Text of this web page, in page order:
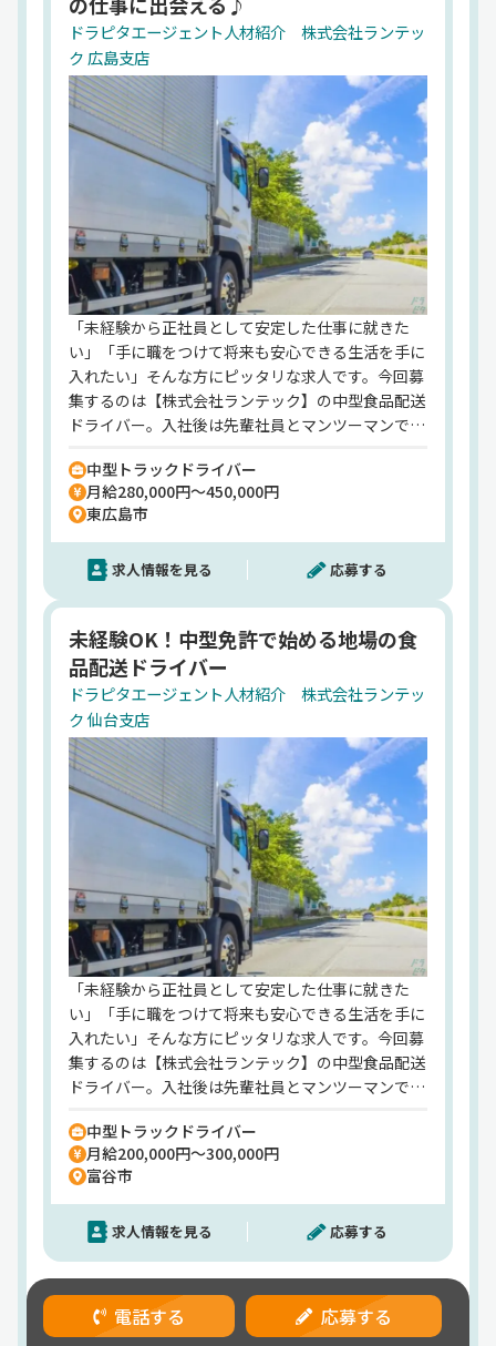
安も軽減。休日は月8以上⇒希望休取得もOK！子ど
もの行事や家庭の都合など、プライベートとの両立
も無理なく可能です。「運転が好き」「そろそろ腰
を据えて働きたい」そんなあなたの気持ちを、しっ
かりと支えてくれる環境がここにはあります。【株
式会社ランテック】でのお仕事ですが、応募はドラ
ピタエージェントを通じてのご紹介になります！
ドラピタエージェント人材紹介 株式会社ランテッ
ク 広島支店
「未経験から正社員として安定した仕事に就きた
い」「手に職をつけて将来も安心できる生活を手に
入れたい」そんな方にピッタリな求人です。今回募
集するのは【株式会社ランテック】の中型食品配送
ドライバー。入社後は先輩社員とマンツーマンでス
して始められます。配送先は広島県や山口県の中距
離、近距離がメイン！景気の影響を受けにくい食品
配送のため、安定して長く働くことができます！ま
た、充実した福利厚生も当社の魅力のひとつ。全国
21ヶ所の契約保養所、無事故表彰制度、永年勤続表
「入社祝い金」もあり、転職時の最初の不安も軽
減。休日は月8以上⇒希望休取得もOK！子どもの行
事や家庭の都合など、プライベートとの両立も無理
なく可能です。「運転が好き」「そろそろ腰を据え
て働きたい」そんなあなたの気持ちを、しっかりと
支えてくれる環境がここにはあります。【株式会社
ランテック】でのお仕事ですが、応募はドラピタエ
ージェントを通じてのご紹介になります！
中型トラックドライバー
月給280,000円～450,000円
東広島市
求人情報を見る 応募する
未経験OK！中型免許で始める地場の食
品配送ドライバー
ドラピタエージェント人材紹介 株式会社ランテッ
ク 仙台支店
「未経験から正社員として安定した仕事に就きた
い」「手に職をつけて将来も安心できる生活を手に
入れたい」そんな方にピッタリな求人です。今回募
集するのは【株式会社ランテック】の中型食品配送
ドライバー。入社後は先輩社員とマンツーマンでス
して始められます。配送先は県内のスーパーや飲食
店など、1日10〜15件程度。景気の影響を受けにく
い食品配送のため、安定して長く働くことができま
す！また、充実した福利厚生も当社の魅力のひと
つ。全国21ヶ所の契約保養所、無事故表彰制度、永
年勤続表彰、資格取得補助など、社員の暮らしをし
っかり支える制度が整っています。さらに計10万円
にもなる「入社祝い金」もあり、転職時の最初の不
安も軽減。休日は月8以上⇒希望休取得もOK！子ど
中型トラックドライバー
月給200,000円～300,000円
富谷市
求人情報を見る 応募する
電話する 応募する